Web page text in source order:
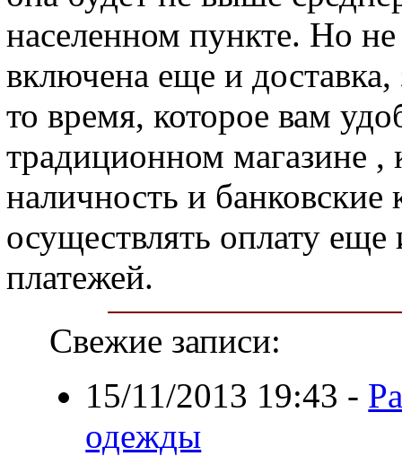
населенном пункте. Но не
включена еще и
то время, которое вам
традиционном магазине
наличность и банковские
осуществлять оплату
платежей.
Свежие записи:
15/11/2013 19:43 -
одежды